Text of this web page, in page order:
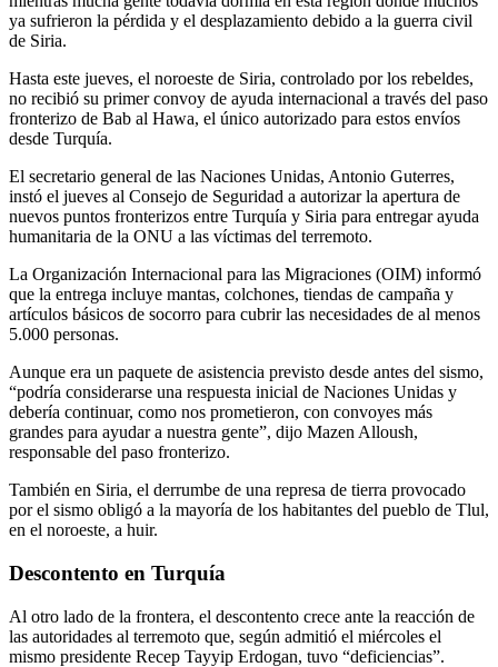
ya sufrieron la pérdida y el desplazamiento debido a la guerra civil
de Siria.
Hasta este jueves, el noroeste de Siria, controlado por los rebeldes,
no recibió su primer convoy de ayuda internacional a través del paso
fronterizo de Bab al Hawa, el único autorizado para estos envíos
desde Turquía.
El secretario general de las Naciones Unidas, Antonio Guterres,
instó el jueves al Consejo de Seguridad a autorizar la apertura de
nuevos puntos fronterizos entre Turquía y Siria para entregar ayuda
humanitaria de la ONU a las víctimas del terremoto.
La Organización Internacional para las Migraciones (OIM) informó
que la entrega incluye mantas, colchones, tiendas de campaña y
artículos básicos de socorro para cubrir las necesidades de al menos
5.000 personas.
Aunque era un paquete de asistencia previsto desde antes del sismo,
“podría considerarse una respuesta inicial de Naciones Unidas y
debería continuar, como nos prometieron, con convoyes más
grandes para ayudar a nuestra gente”, dijo Mazen Alloush,
responsable del paso fronterizo.
También en Siria, el derrumbe de una represa de tierra provocado
por el sismo obligó a la mayoría de los habitantes del pueblo de Tlul,
en el noroeste, a huir.
Descontento en Turquía
Al otro lado de la frontera, el descontento crece ante la reacción de
las autoridades al terremoto que, según admitió el miércoles el
mismo presidente Recep Tayyip Erdogan, tuvo “deficiencias”.